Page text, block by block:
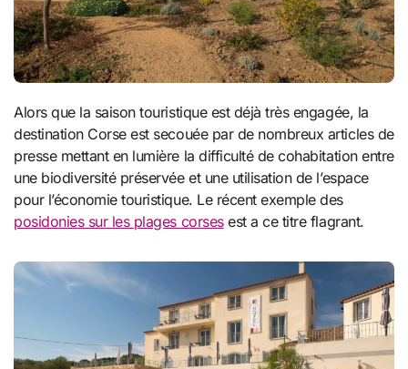
Alors que la saison touristique est déjà très engagée, la
destination Corse est secouée par de nombreux articles de
presse mettant en lumière la difficulté de cohabitation entre
une biodiversité préservée et une utilisation de l’espace
pour l’économie touristique. Le récent exemple des
posidonies sur les plages corsesest a ce titre flagrant.